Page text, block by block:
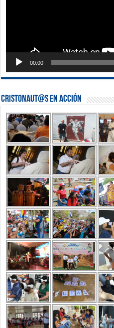
00:00
Cristonaut@s en Acción